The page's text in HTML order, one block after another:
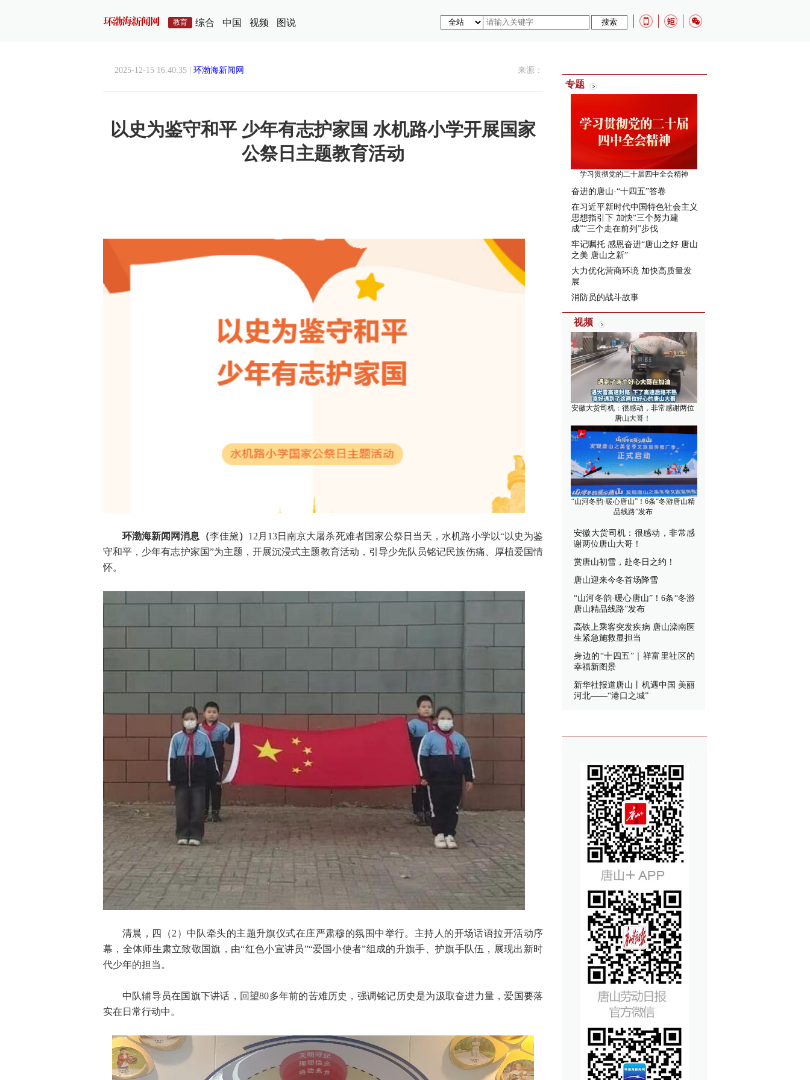
教育 综合 中国 视频 图说
2025-12-15 16:40:35 | 环渤海新闻网 来源：
以史为鉴守和平 少年有志护家国 水机路小学开展国家
公祭日主题教育活动
环渤海新闻网消息（李佳黛） 12月13日南京大屠杀死难者国家公祭日当天，水机路小学以“以史为鉴
守和平，少年有志护家国”为主题，开展沉浸式主题教育活动，引导少先队员铭记民族伤痛、厚植爱国情
怀。
清晨，四（2）中队牵头的主题升旗仪式在庄严肃穆的氛围中举行。主持人的开场话语拉开活动序
幕，全体师生肃立致敬国旗，由“红色小宣讲员”“爱国小使者”组成的升旗手、护旗手队伍，展现出新时
代少年的担当。
中队辅导员在国旗下讲话，回望80多年前的苦难历史，强调铭记历史是为汲取奋进力量，爱国要落
实在日常行动中。
专题
学习贯彻党的二十届四中全会精神
奋进的唐山·“十四五”答卷
在习近平新时代中国特色社会主义
思想指引下 加快“三个努力建
成”“三个走在前列”步伐
牢记嘱托 感恩奋进“唐山之好 唐山
之美 唐山之新”
大力优化营商环境 加快高质量发
展
消防员的战斗故事
视频
安徽大货司机：很感动，非常感谢两位
唐山大哥！
“山河冬韵·暖心唐山”！6条“冬游唐山精
品线路”发布
安徽大货司机：很感动，非常感
谢两位唐山大哥！
赏唐山初雪，赴冬日之约！
唐山迎来今冬首场降雪
“山河冬韵·暖心唐山”！6条“冬游
唐山精品线路”发布
高铁上乘客突发疾病 唐山滦南医
生紧急施救显担当
身边的“十四五”｜祥富里社区的
幸福新图景
新华社报道唐山丨机遇中国 美丽
河北——“港口之城”